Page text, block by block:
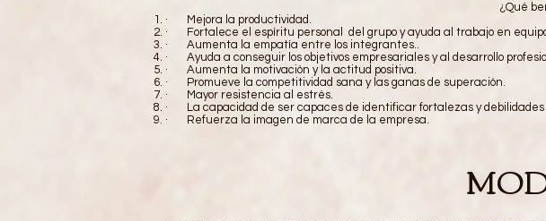
¿Qué
· Mejora la productividad.
· Fortalece el espíritu personal del grupo y ayuda al trabajo en
· Aumenta la empatía entre los integrantes..
· Ayuda a conseguir los objetivos empresariales y al desarrollo
· Aumenta la motivación y la actitud positiva.
· Promueve la competitividad sana y las ganas de superación.
· Mayor resistencia al estrés.
· La capacidad de ser capaces de identificar fortalezas y debilidades
· Refuerza la imagen de marca de la empresa.